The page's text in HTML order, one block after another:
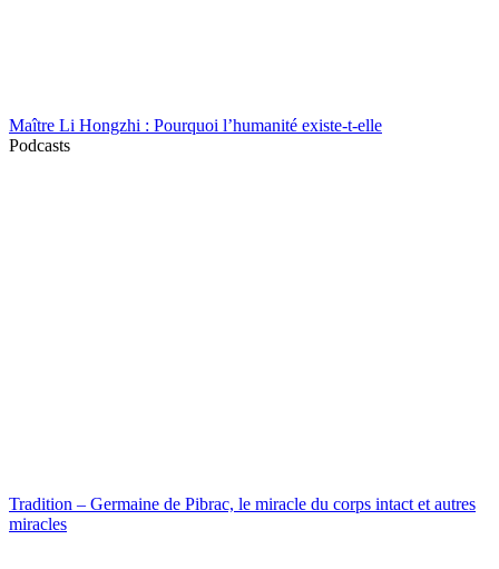
Maître Li Hongzhi : Pourquoi l’humanité existe-t-elle
Podcasts
Tradition – Germaine de Pibrac, le miracle du corps intact et autres
miracles